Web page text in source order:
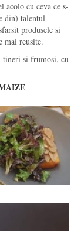
cu ceva ce s-
din) talentul
produsele si
mai reusite.
tineri si frumosi, cu